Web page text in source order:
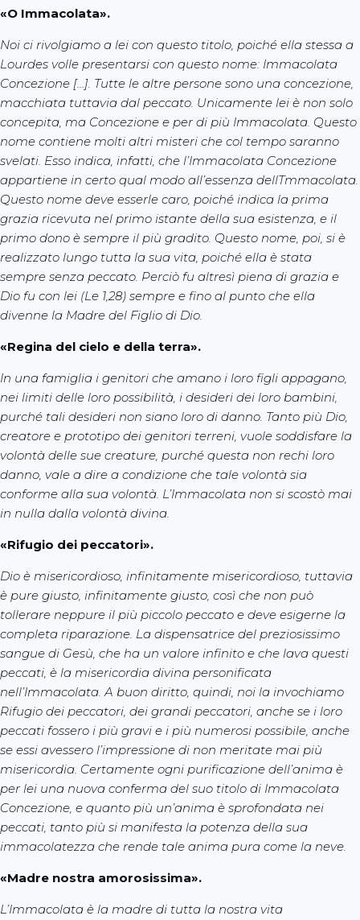
«O Immacolata».
Noi ci rivolgiamo a lei con questo titolo, poiché ella stessa a
Lourdes volle presentarsi con questo nome: Immacolata
Concezione […]. Tutte le altre persone sono una concezione,
macchiata tuttavia dal peccato. Unicamente lei è non solo
concepita, ma Concezione e per di più Immacolata. Questo
nome contiene molti altri misteri che col tempo saranno
svelati. Esso indica, infatti, che l’Immacolata Concezione
appartiene in certo qual modo all’essenza dellTmmacolata.
Questo nome deve esserle caro, poiché indica la prima
grazia ricevuta nel primo istante della sua esistenza, e il
primo dono è sempre il più gradito. Questo nome, poi, si è
realizzato lungo tutta la sua vita, poiché ella è stata
sempre senza peccato. Perciò fu altresì piena di grazia e
Dio fu con lei (Le 1,28) sempre e fino al punto che ella
divenne la Madre del Figlio di Dio.
«Regina del cielo e della terra».
In una famiglia i genitori che amano i loro figli appagano,
nei limiti delle loro possibilità, i desideri dei loro bambini,
purché tali desideri non siano loro di danno. Tanto più Dio,
creatore e prototipo dei genitori terreni, vuole soddisfare la
volontà delle sue creature, purché questa non rechi loro
danno, vale a dire a condizione che tale volontà sia
conforme alla sua volontà. L’Immacolata non si scostò mai
in nulla dalla volontà divina.
«Rifugio dei peccatori».
Dio è misericordioso, infinitamente misericordioso, tuttavia
è pure giusto, infinitamente giusto, così che non può
tollerare neppure il più piccolo peccato e deve esigerne la
completa riparazione. La dispensatrice del preziosissimo
sangue di Gesù, che ha un valore infinito e che lava questi
peccati, è la misericordia divina personificata
nell’Immacolata. A buon diritto, quindi, noi la invochiamo
Rifugio dei peccatori, dei grandi peccatori, anche se i loro
peccati fossero i più gravi e i più numerosi possibile, anche
se essi avessero l’impressione di non meritate mai più
misericordia. Certamente ogni purificazione dell’anima è
per lei una nuova conferma del suo titolo di Immacolata
Concezione, e quanto più un’anima è sprofondata nei
peccati, tanto più si manifesta la potenza della sua
immacolatezza che rende tale anima pura come la neve.
«Madre nostra amorosissima».
L’Immacolata è la madre di tutta la nostra vita